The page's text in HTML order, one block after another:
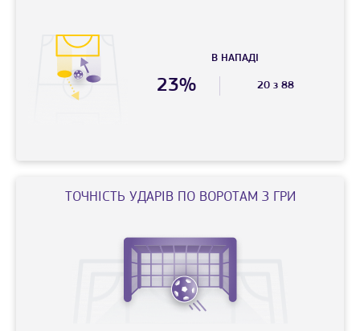
В НАПАДI
23% 20 з 88
ТОЧНIСТЬ УДАРIВ ПО ВОРОТАМ З ГРИ